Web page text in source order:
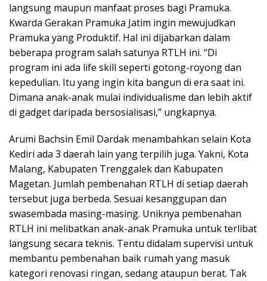
langsung maupun manfaat proses bagi Pramuka.
Kwarda Gerakan Pramuka Jatim ingin mewujudkan
Pramuka yang Produktif. Hal ini dijabarkan dalam
beberapa program salah satunya RTLH ini. “Di
program ini ada life skill seperti gotong-royong dan
kepedulian. Itu yang ingin kita bangun di era saat ini.
Dimana anak-anak mulai individualisme dan lebih aktif
di gadget daripada bersosialisasi,” ungkapnya.
Arumi Bachsin Emil Dardak menambahkan selain Kota
Kediri ada 3 daerah lain yang terpilih juga. Yakni, Kota
Malang, Kabupaten Trenggalek dan Kabupaten
Magetan. Jumlah pembenahan RTLH di setiap daerah
tersebut juga berbeda. Sesuai kesanggupan dan
swasembada masing-masing. Uniknya pembenahan
RTLH ini melibatkan anak-anak Pramuka untuk terlibat
langsung secara teknis. Tentu didalam supervisi untuk
membantu pembenahan baik rumah yang masuk
kategori renovasi ringan, sedang ataupun berat. Tak